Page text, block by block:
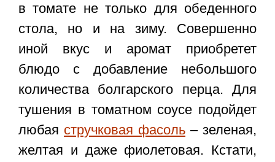
в томате не только для обеденного
стола, но и на зиму. Совершенно
иной вкус и аромат приобретет
блюдо с добавление небольшого
количества болгарского перца. Для
тушения в томатном соусе подойдет
любая стручковая фасоль – зеленая,
желтая и даже фиолетовая. Кстати,